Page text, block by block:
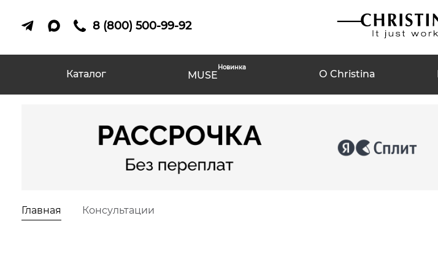
8 (800) 500-99-92
Каталог MUSE
Новинка
О Christina
Главная Консультации